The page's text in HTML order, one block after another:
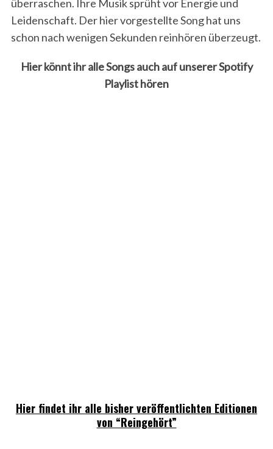
überraschen. Ihre Musik sprüht vor Energie und
Leidenschaft. Der hier vorgestellte Song hat uns
schon nach wenigen Sekunden reinhören überzeugt.
Hier könnt ihr alle Songs auch auf unserer Spotify
Playlist hören
Hier findet ihr alle bisher veröffentlichten Editionen
von “Reingehört”